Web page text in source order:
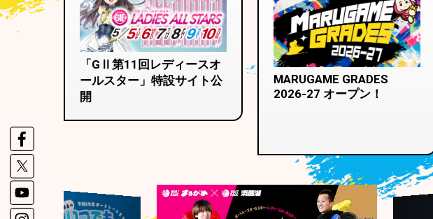
「GⅡ第11回レディースオ
ールスター」特設サイト公
開
MARUGAME GRADES
2026-27 オープン！